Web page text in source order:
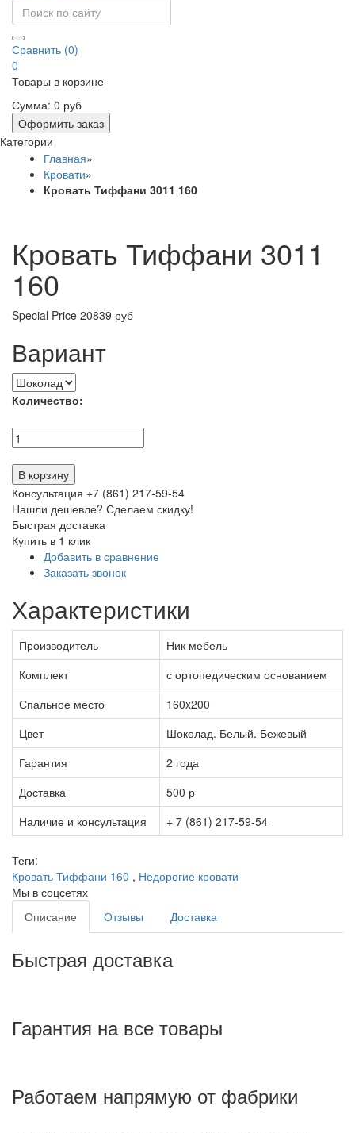
Сравнить (0)
0
Товары в корзине
Сумма: 0 руб
Оформить заказ
Категории
Главная»
Кровати»
Кровать Тиффани 3011 160
Кровать Тиффани 3011
160
Special Price 20839 руб
Вариант
Количество:
В корзину
Консультация +7 (861) 217-59-54
Нашли дешевле? Сделаем скидку!
Быстрая доставка
Купить в 1 клик
Добавить в сравнение
Заказать звонок
Характеристики
Производитель
Ник мебель
Комплект
с ортопедическим основанием
Спальное место
160x200
Цвет
Шоколад. Белый. Бежевый
Гарантия
2 года
Доставка
500 р
Наличие и консультация
+ 7 (861) 217-59-54
Теги:
Кровать Тиффани 160 , Недорогие кровати
Мы в соцсетях
Описание
Отзывы Доставка
Быстрая доставка
Гарантия на все товары
Работаем напрямую от фабрики